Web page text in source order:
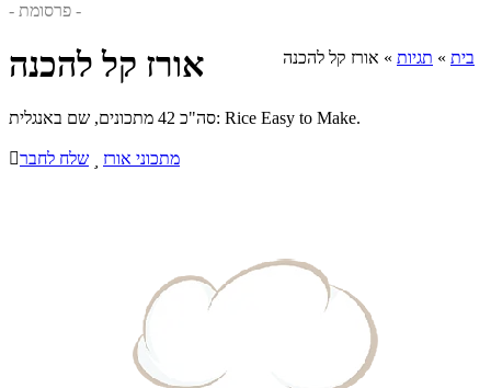
- פרסומת -
בית » תגיות » אורז קל להכנה אורז קל להכנה
סה"כ 42 מתכונים, שם באנגלית: Rice Easy to Make.
שלח לחבר מתכוני אורז